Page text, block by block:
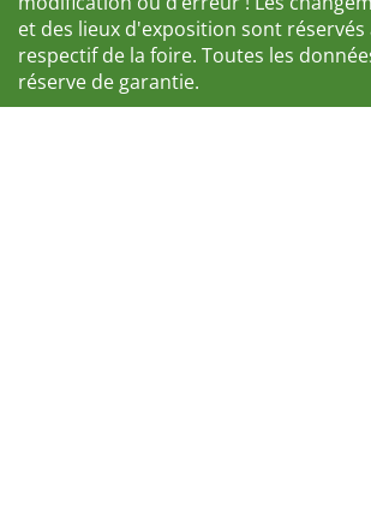
et des lieux d'exposition sont réservés
respectif de la foire. Toutes les
réserve de garantie.